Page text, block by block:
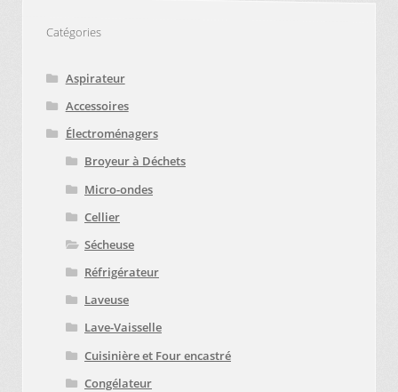
Catégories
Aspirateur
Accessoires
Électroménagers
Broyeur à Déchets
Micro-ondes
Cellier
Sécheuse
Réfrigérateur
Laveuse
Lave-Vaisselle
Cuisinière et Four encastré
Congélateur